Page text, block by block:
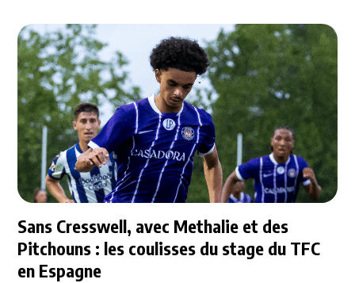
Sans Cresswell, avec Methalie et des
Pitchouns : les coulisses du stage du TFC
en Espagne